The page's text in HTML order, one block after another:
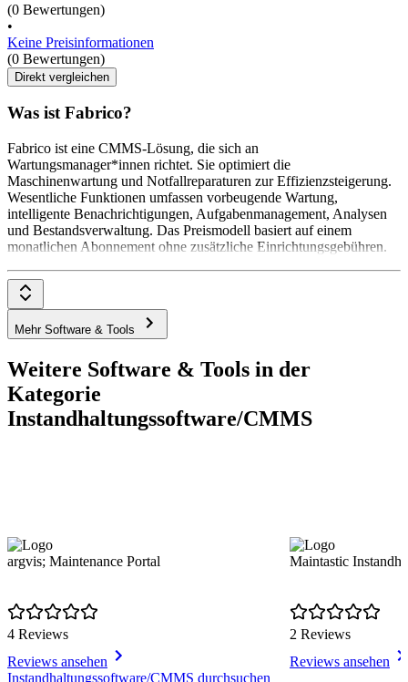
(0 Bewertungen)
•
Keine Preisinformationen
(0 Bewertungen)
Direkt vergleichen
Was ist Fabrico?
Fabrico ist eine CMMS-Lösung, die sich an
Wartungsmanager*innen richtet. Sie optimiert die
Maschinenwartung und Notfallreparaturen zur Effizienzsteigerung.
Wesentliche Funktionen umfassen vorbeugende Wartung,
intelligente Benachrichtigungen, Aufgabenmanagement, Analysen
und Bestandsverwaltung. Das Preismodell basiert auf einem
monatlichen Abonnement ohne zusätzliche Einrichtungsgebühren.
Mehr Software & Tools
Weitere Software & Tools in der
Kategorie
Instandhaltungssoftware/CMMS
argvis; Maintenance Portal
4 Reviews
Reviews ansehen
Maintastic
2 Reviews
Reviews ansehen
Item
Instandhaltungssoftware/CMMS durchsuchen